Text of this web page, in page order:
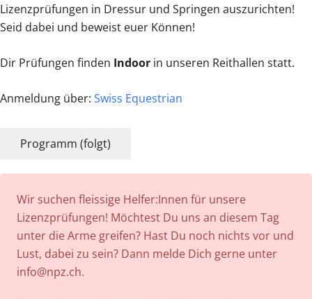
Lizenzprüfungen in Dressur und Springen auszurichten!
Seid dabei und beweist euer Können!
Dir Prüfungen finden Indoor in unseren Reithallen statt.
Anmeldung über: Swiss Equestrian
Programm (folgt)
Wir suchen fleissige Helfer:Innen für unsere
Lizenzprüfungen! Möchtest Du uns an diesem Tag
unter die Arme greifen? Hast Du noch nichts vor und
Lust, dabei zu sein? Dann melde Dich gerne unter
info@npz.ch.